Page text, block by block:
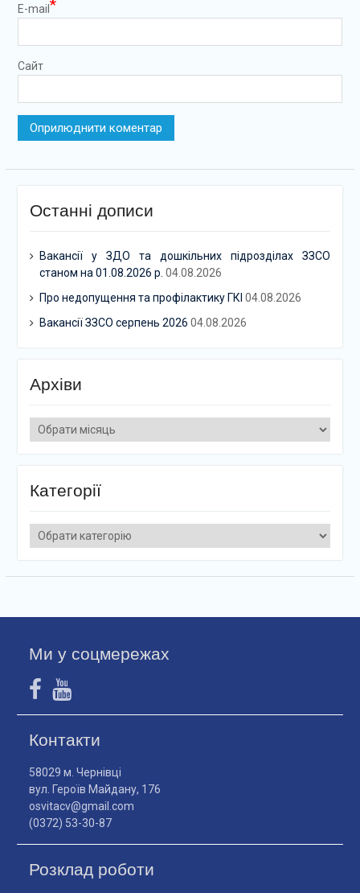
E-mail *
Сайт
Останні дописи
Вакансії у ЗДО та дошкільних підрозділах ЗЗСО
станом на 01.08.2026 р. 04.08.2026
Про недопущення та профілактику ГКІ 04.08.2026
Вакансії ЗЗСО серпень 2026 04.08.2026
Архіви
Архіви
Категорії
Категорії
Ми у соцмережах
Контакти
58029 м. Чернівці
вул. Героїв Майдану, 176
osvitacv@gmail.com
(0372) 53-30-87
Розклад роботи